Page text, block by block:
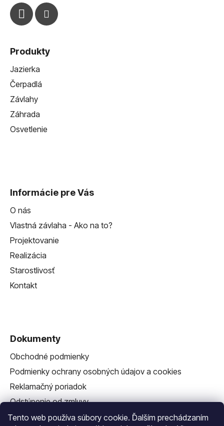
Tento web používa súbory cookie. Ďalším prechádzaním
Produkty
Jazierka
Čerpadlá
Závlahy
Záhrada
Osvetlenie
Informácie pre Vás
O nás
Vlastná závlaha - Ako na to?
Projektovanie
Realizácia
Starostlivosť
Kontakt
Dokumenty
Obchodné podmienky
Podmienky ochrany osobných údajov a cookies
Reklamačný poriadok
Odstúpenie od zmluvy
Reklamačný formulár